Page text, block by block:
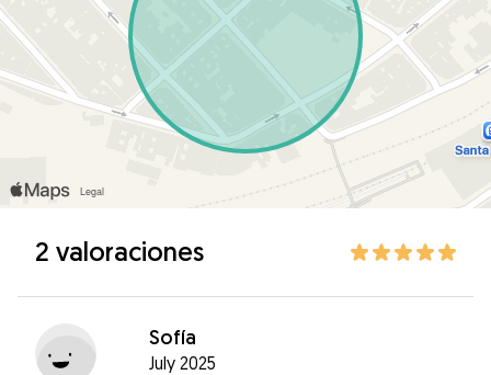
2 valoraciones
Sofía
July 2025